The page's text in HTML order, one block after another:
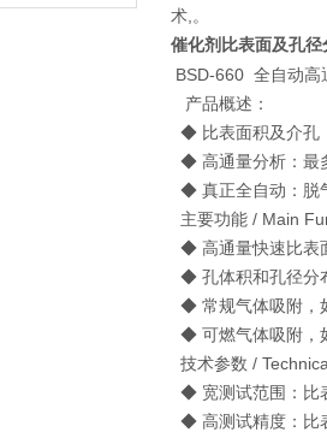
术,。
催化剂比表面及孔径
BSD-660 全自动高
产品概述：
◆ 比表面积及介孔
◆ 高通量分析：最
◆ 真正全自动：脱
主要功能 / Main
◆ 高通量快速比表
◆ 孔体积和孔径分
◆ 常规气体吸附，
◆ 可燃气体吸附，
技术参数 /
◆ 宽测试范围：比
◆ 高测试精度：比